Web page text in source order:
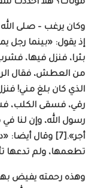
موتات؟ هلا أحددت
وكان يرغب – صلى
إذ يقول: «بينما
من العطش، فقال
الذي كان بلغ مني!
رقي، فسقى الكلب،
رسول الله، وإن لنا
أجر».[7] وقال
تطعمها، ولم تدعها
وهذه رحمته يفيض